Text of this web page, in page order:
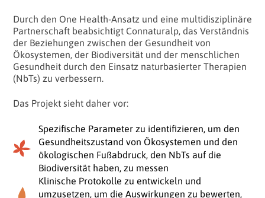
Durch den One Health-Ansatz und eine multidisziplinäre
Partnerschaft beabsichtigt Connaturalp, das Verständnis
der Beziehungen zwischen der Gesundheit von
Ökosystemen, der Biodiversität und der menschlichen
Gesundheit durch den Einsatz naturbasierter Therapien
(NbTs) zu verbessern.
Das Projekt sieht daher vor:
Spezifische Parameter zu identifizieren, um den
Gesundheitszustand von Ökosystemen und den
ökologischen Fußabdruck, den NbTs auf die
Biodiversität haben, zu messen
Klinische Protokolle zu entwickeln und
umzusetzen, um die Auswirkungen zu bewerten,